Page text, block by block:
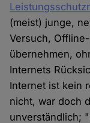
(meist) junge,
Versuch,
übernehmen,
Internets
Internet ist kein
nicht, war doch
unverständlich;